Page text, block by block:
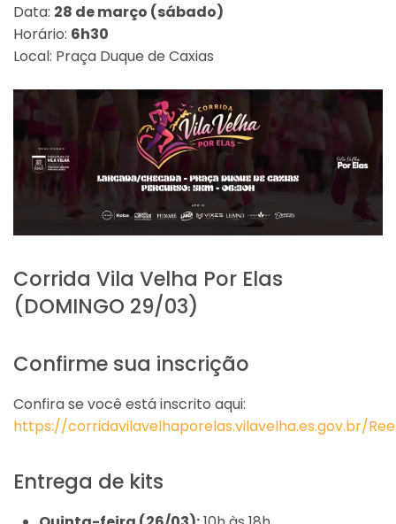
Data: 28 de março (sábado)
Horário: 6h30
Local: Praça Duque de Caxias
Corrida Vila Velha Por Elas
(DOMINGO 29/03)
Confirme sua inscrição
Confira se você está inscrito aqui:
https://corridavilavelhaporelas.vilavelha.es.gov.br/
Entrega de kits